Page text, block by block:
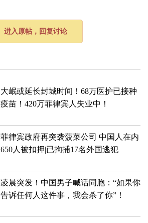
进入原帖，回复讨论
大岷或延长封城时间！68万医护已接种
疫苗！420万菲律宾人失业中！
菲律宾政府再突袭菠菜公司 中国人在内
650人被扣押|已拘捕17名外国逃犯
凌晨突发！中国男子喊话同胞：“如果你
告诉任何人这件事，我会杀了你”！